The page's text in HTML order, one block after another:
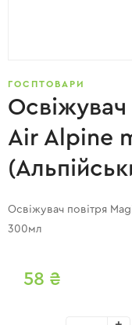
ГОСПТОВАРИ
Освіжувач
Air Alpine
Освіжувач повітря
300мл
58 ₴